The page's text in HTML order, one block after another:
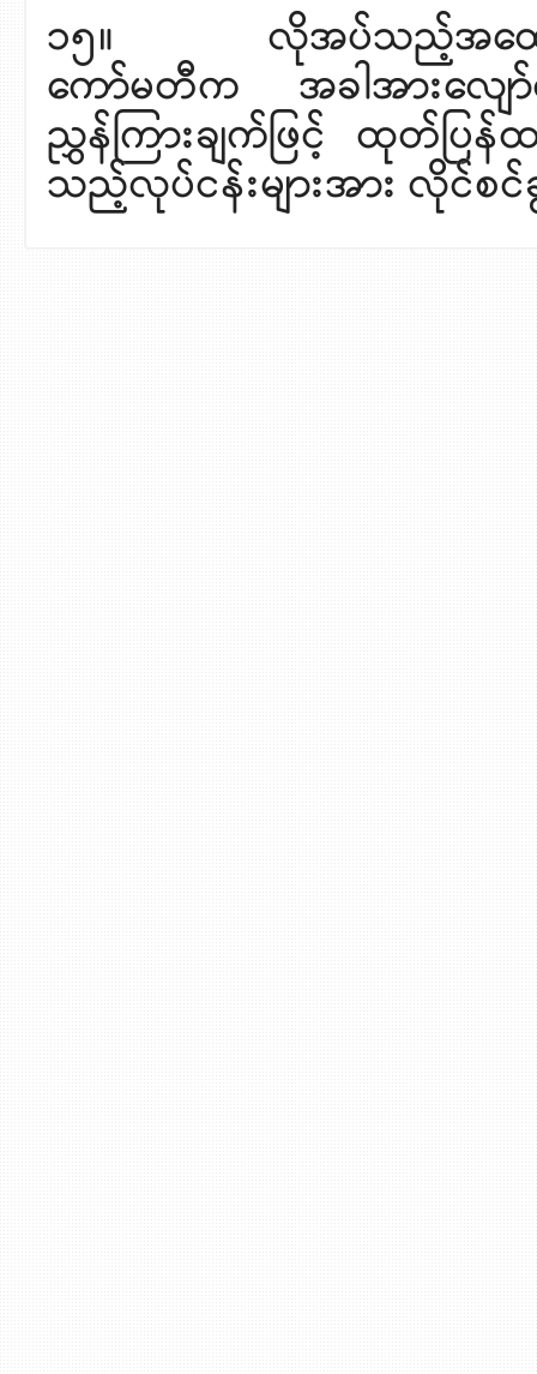
၁၅။ လိုအပ်သည့်အထောက်
ကော်မတီက အခါအားလျ
ညွှန်ကြားချက်ဖြင့် ထုတ်ပြ
သည့်လုပ်ငန်းများအား လိုင်စင်ခွ